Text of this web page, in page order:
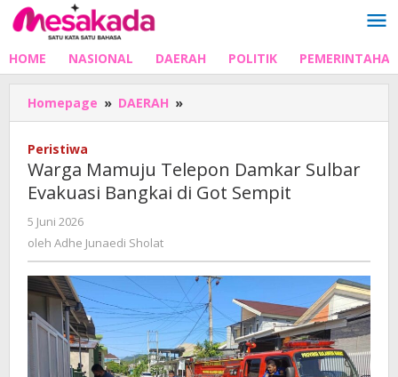
Lewati
ke
HOME NASIONAL DAERAH POLITIK
Homepage » DAERAH »
Mamuju
Sulbar
Evakuasi Bangkai
Peristiwa
Warga Mamuju Telepon Damkar Sulbar
Evakuasi Bangkai di Got Sempit
5 Juni 2026
oleh Adhe Junaedi Sholat